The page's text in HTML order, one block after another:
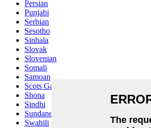
Persian
Punjabi
Serbian
Sesotho
Sinhala
Slovak
Slovenian
Somali
Samoan
Scots Gaelic
Shona
Sindhi
Sundanese
Swahili